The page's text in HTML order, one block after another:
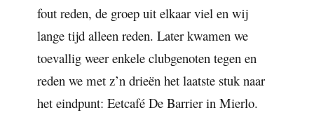
fout reden, de groep uit elkaar viel en wij
lange tijd alleen reden. Later kwamen we
toevallig weer enkele clubgenoten tegen en
reden we met z’n drieën het laatste stuk naar
het eindpunt: Eetcafé De Barrier in Mierlo.